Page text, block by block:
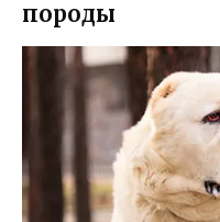
породы